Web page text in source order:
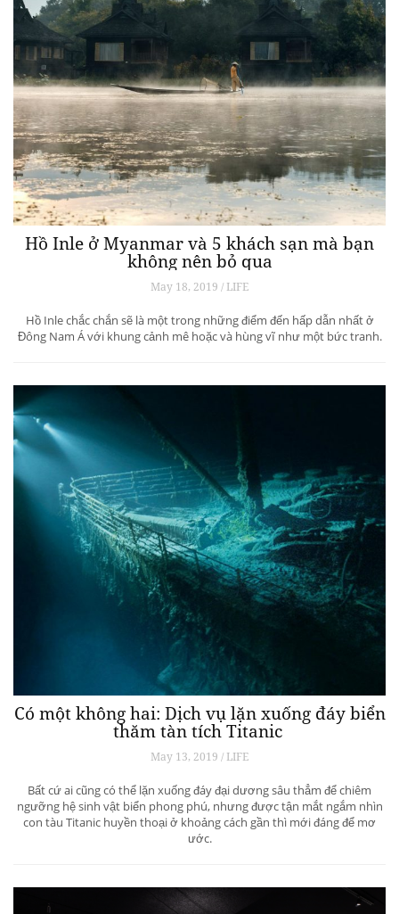
Hồ Inle ở Myanmar và 5 khách sạn mà bạn
không nên bỏ qua
May 18, 2019 / LIFE
Hồ Inle chắc chắn sẽ là một trong những điểm đến hấp dẫn nhất ở
Đông Nam Á với khung cảnh mê hoặc và hùng vĩ như một bức tranh.
Có một không hai: Dịch vụ lặn xuống đáy biển
thăm tàn tích Titanic
May 13, 2019 / LIFE
Bất cứ ai cũng có thể lặn xuống đáy đại dương sâu thẳm để chiêm
ngưỡng hệ sinh vật biển phong phú, nhưng được tận mắt ngắm nhìn
con tàu Titanic huyền thoại ở khoảng cách gần thì mới đáng để mơ
ước.